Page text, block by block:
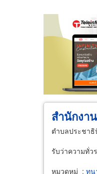
ขายส่ง
สำนักงา
ตำบลประชาธิ
รับว่าความทั่ว
หมวดหมู่ : ทน
Pagination